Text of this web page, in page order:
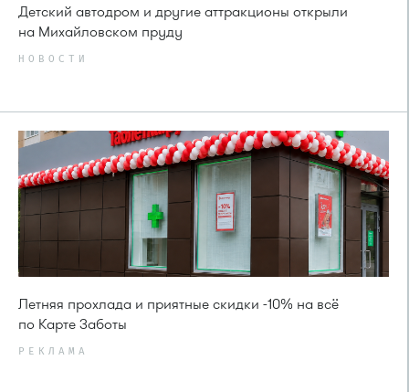
Детский автодром и другие аттракционы открыли
на Михайловском пруду
НОВОСТИ
Летняя прохлада и приятные скидки -10% на всё
по Карте Заботы
РЕКЛАМА